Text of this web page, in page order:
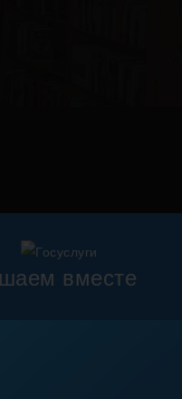
вместе